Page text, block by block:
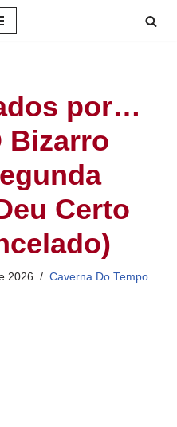
por…
Bizarro
Certo
2026 Caverna Do Tempo